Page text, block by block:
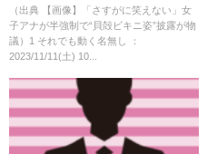
姿”披露が物議
（出典 【画像】「さすがに笑えない」女
子アナが半強制で“貝殻ビキニ姿”披露が物
議）1 それでも動く名無し ：
2023/11/11(土) 10...